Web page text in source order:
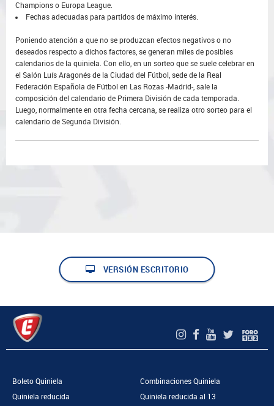
Champions o Europa League.
Fechas adecuadas para partidos de máximo interés.
Poniendo atención a que no se produzcan efectos negativos o no
deseados respecto a dichos factores, se generan miles de posibles
calendarios de la quiniela. Con ello, en un sorteo que se suele celebrar en
el Salón Luís Aragonés de la Ciudad del Fútbol, sede de la Real
Federación Española de Fútbol en Las Rozas -Madrid-, sale la
composición del calendario de Primera División de cada temporada.
Luego, normalmente en otra fecha cercana, se realiza otro sorteo para el
calendario de Segunda División.
VERSIÓN ESCRITORIO
Boleto Quiniela
Quiniela reducida
Combinaciones Quiniela
Quiniela reducida al 13